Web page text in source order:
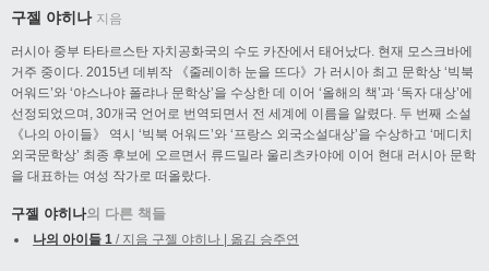
구젤 야히나 지음
러시아 중부 타타르스탄 자치공화국의 수도 카잔에서 태어났다. 현재 모스크바에
거주 중이다. 2015년 데뷔작 《줄레이하 눈을 뜨다》가 러시아 최고 문학상 ‘빅북
어워드’와 ‘야스나야 폴랴나 문학상’을 수상한 데 이어 ‘올해의 책’과 ‘독자 대상’에
선정되었으며, 30개국 언어로 번역되면서 전 세계에 이름을 알렸다. 두 번째 소설
《나의 아이들》 역시 ‘빅북 어워드’와 ‘프랑스 외국소설대상’을 수상하고 ‘메디치
외국문학상’ 최종 후보에 오르면서 류드밀라 울리츠카야에 이어 현대 러시아 문학
을 대표하는 여성 작가로 떠올랐다.
구젤 야히나의 다른 책들
나의 아이들 1 / 지음 구젤 야히나 | 옮김 승주연